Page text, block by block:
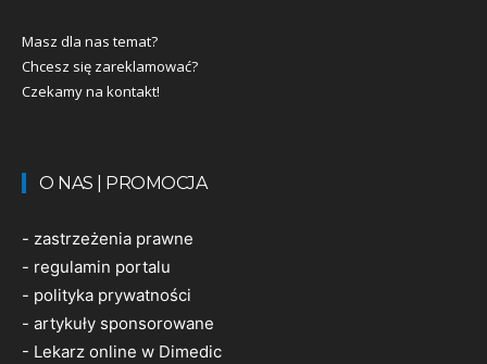
Masz dla nas temat?
Chcesz się zareklamować?
Czekamy na kontakt!
O NAS | PROMOCJA
- zastrzeżenia prawne
- regulamin portalu
- polityka prywatności
- artykuły sponsorowane
- Lekarz online w Dimedic